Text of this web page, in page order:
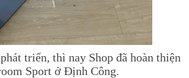
triển, thì nay Shop đã hoàn thiện
Sport ở Định Công.